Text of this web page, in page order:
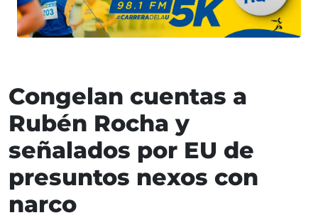
Congelan cuentas a
Rubén Rocha y
señalados por EU de
presuntos nexos con
narco